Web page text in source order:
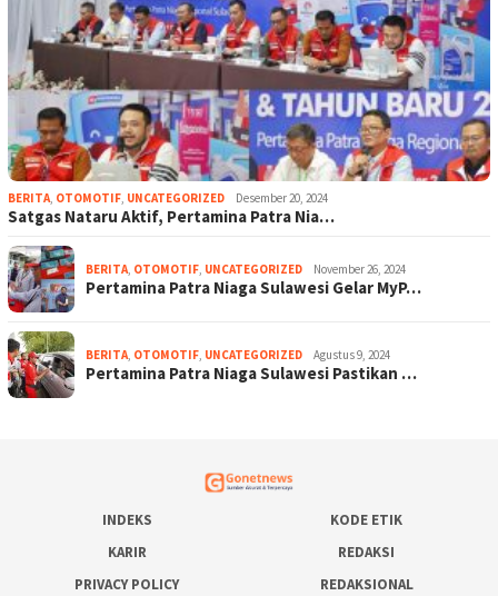
BERITA, OTOMOTIF, UNCATEGORIZED Desember 20, 2024
Satgas Nataru Aktif, Pertamina Patra Nia…
BERITA, OTOMOTIF, UNCATEGORIZED November 26, 2024
Pertamina Patra Niaga Sulawesi Gelar MyP…
BERITA, OTOMOTIF, UNCATEGORIZED Agustus 9, 2024
Pertamina Patra Niaga Sulawesi Pastikan …
INDEKS
KODE ETIK
KARIR
REDAKSI
PRIVACY POLICY
REDAKSIONAL